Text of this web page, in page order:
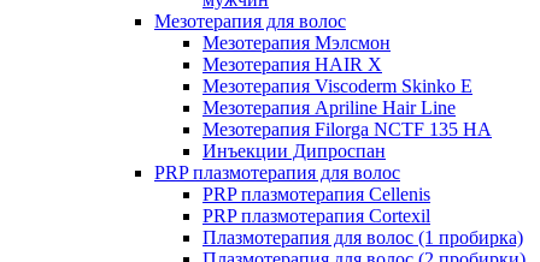
Мезотерапия для волос
Мезотерапия Мэлсмон
Мезотерапия HAIR X
Мезотерапия Viscoderm Skinko E
Мезотерапия Apriline Hair Line
Мезотерапия Filorga NCTF 135 HA
Инъекции Дипроспан
PRP плазмотерапия для волос
PRP плазмотерапия Cellenis
PRP плазмотерапия Cortexil
Плазмотерапия для волос (1 пробирка)